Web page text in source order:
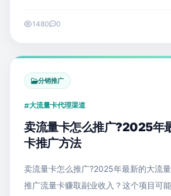
圈，月入过万的
1480 0
分销推广
大流量卡代理渠道
卖流量卡怎么推广?2025年
卡推广方法
卖流量卡怎么推广?2025年最新的大流
推广流量卡赚取副业收入？这个项目可